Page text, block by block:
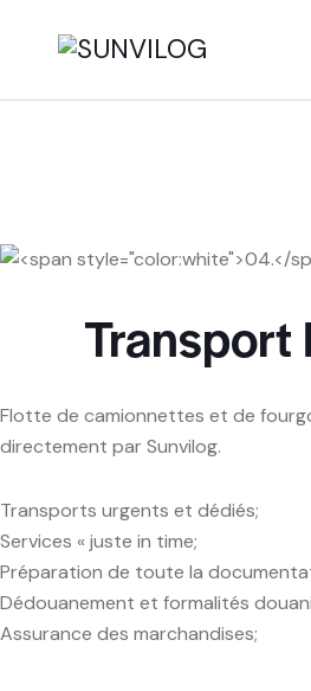
Transport
Flotte de camionnettes et de
directement par Sunvilog.
Transports urgents et dédiés;
Services « juste in time;
Préparation de toute la
Dédouanement et formalités
Assurance des marchandises;